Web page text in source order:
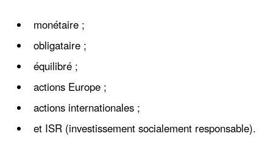
monétaire ;
obligataire ;
équilibré ;
actions Europe ;
actions internationales ;
et ISR (investissement socialement responsable).